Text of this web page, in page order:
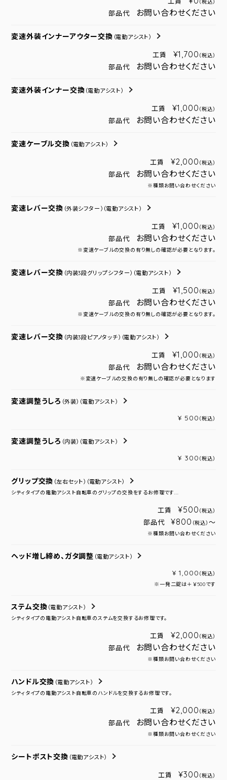
（税込）
部品代 お問い合わせください
変速外装インナーアウター交換 （電動アシスト）
工賃 ¥1,700 （税込）
部品代 お問い合わせください
変速外装インナー交換 （電動アシスト）
工賃 ¥1,000 （税込）
部品代 お問い合わせください
変速ケーブル交換 （電動アシスト）
工賃 ¥2,000 （税込）
部品代 お問い合わせください
※種類お問い合わせください
変速レバー交換 （外装シフター） （電動アシスト）
工賃 ¥1,000 （税込）
部品代 お問い合わせください
※変速ケーブルの交換の有り無しの確認が必要となります。
変速レバー交換 （内装3段グリップシフター） （電動アシスト）
工賃 ¥1,500 （税込）
部品代 お問い合わせください
※変速ケーブルの交換の有り無しの確認が必要となります。
変速レバー交換 （内装3段ピアノタッチ） （電動アシスト）
工賃 ¥1,000 （税込）
部品代 お問い合わせください
※変速ケーブルの交換の有り無しの確認が必要となります
変速調整うしろ （外装） （電動アシスト）
¥ 500 （税込）
変速調整うしろ （内装） （電動アシスト）
¥ 300 （税込）
グリップ交換 （左右セット） （電動アシスト）
シティタイプの電動アシスト自転車のグリップの交換をするお修理です...
工賃 ¥500 （税込）
部品代 ¥800 （税込） ～
※種類お問い合わせください
ヘッド増し締め、ガタ調整 （電動アシスト）
¥ 1,000 （税込）
※一発二錠は＋￥500です
ステム交換 （電動アシスト）
シティタイプの電動アシスト自転車のステムを交換するお修理です。
工賃 ¥2,000 （税込）
部品代 お問い合わせください
※種類お問い合わせください
ハンドル交換 （電動アシスト）
シティタイプの電動アシスト自転車のハンドルを交換するお修理です。
工賃 ¥2,000 （税込）
部品代 お問い合わせください
※種類お問い合わせください
シートポスト交換 （電動アシスト）
工賃 ¥300 （税込）